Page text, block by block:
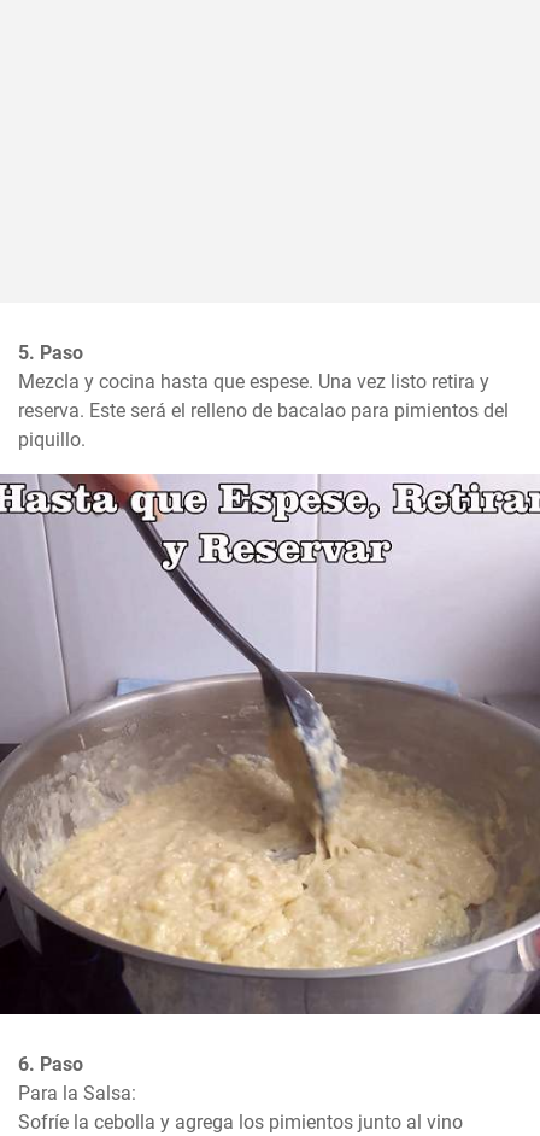
5. Paso
Mezcla y cocina hasta que espese. Una vez listo retira y
reserva. Este será el relleno de bacalao para pimientos del
piquillo.
6. Paso
Para la Salsa:
Sofríe la cebolla y agrega los pimientos junto al vino